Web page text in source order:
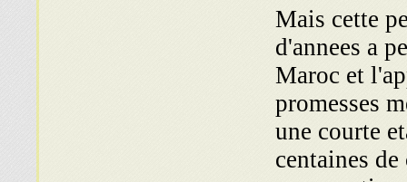
Mais cette
d'annees a
Maroc et
promesses
une courte
centaines